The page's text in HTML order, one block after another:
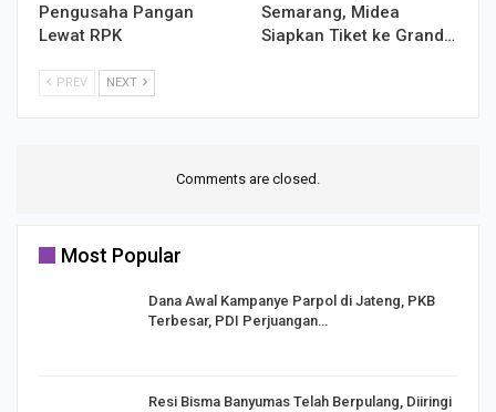
Pengusaha Pangan
Lewat RPK
Semarang, Midea
Siapkan Tiket ke Grand…
PREV NEXT
Comments are closed.
Most Popular
Dana Awal Kampanye Parpol di Jateng, PKB
Terbesar, PDI Perjuangan…
Resi Bisma Banyumas Telah Berpulang, Diiringi